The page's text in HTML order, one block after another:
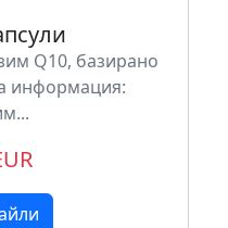
Q10, базирано
информация: